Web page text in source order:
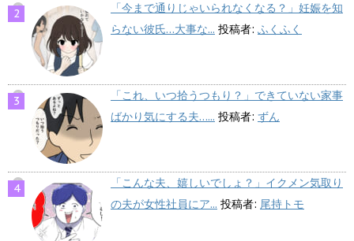
「今まで通りじゃいられなくなる？」妊娠を知
らない彼氏…大事な... 投稿者: ふくふく
「これ、いつ拾うつもり？」できていない家事
ばかり気にする夫…... 投稿者: ずん
「こんな夫、嬉しいでしょ？」イクメン気取り
の夫が女性社員にア... 投稿者: 尾持トモ